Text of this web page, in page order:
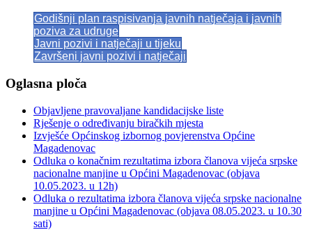
Godišnji plan raspisivanja javnih natječaja i javnih
poziva za udruge
Javni pozivi i natječaji u tijeku
Završeni javni pozivi i natječaji
Oglasna ploča
Objavljene pravovaljane kandidacijske liste
Rješenje o određivanju biračkih mjesta
Izvješće Općinskog izbornog povjerenstva Općine
Magadenovac
Odluka o konačnim rezultatima izbora članova vijeća srpske
nacionalne manjine u Općini Magadenovac (objava
10.05.2023. u 12h)
Odluka o rezultatima izbora članova vijeća srpske nacionalne
manjine u Općini Magadenovac (objava 08.05.2023. u 10.30
sati)